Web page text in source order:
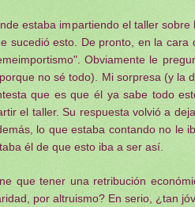
estaba impartiendo el taller sobre
sucedió esto. De pronto, en la cara
Obviamente le
no sé todo). Mi sorpresa (y la
que es que él ya sabe todo
el taller. Su respuesta volvió a
lo que estaba contando no le
él de que esto iba a ser así.
que tener una retribución
por altruismo? En serio, ¿tan